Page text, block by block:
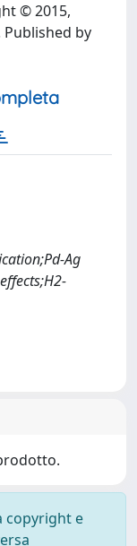
© 2015,
Published by
Ag
copyright e